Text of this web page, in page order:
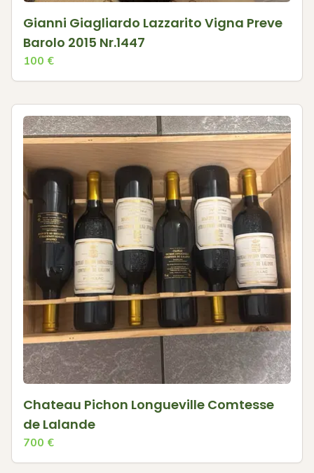
Gianni Giagliardo Lazzarito Vigna Preve
Barolo 2015 Nr.1447
100 €
Chateau Pichon Longueville Comtesse
de Lalande
700 €